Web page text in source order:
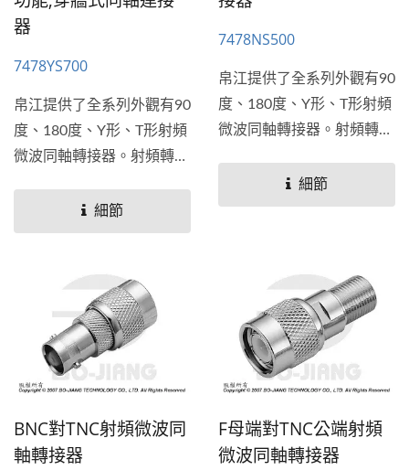
器
7478YS700
帛江提供了全系列外觀有90
度、180度、Y形、T形射頻
微波同軸轉接器。射頻轉接
同或是相同射頻連接器端口
連接的應用。帛江也提供穿
解決方案。
細節
7478NS500
帛江提供了全系列外觀有90
度、180度、Y形、T形射頻
微波同軸轉接器。射頻轉接
同或是相同射頻連接器端口
連接的應用。帛江也提供穿
細節
BNC對TNC射頻微波同
軸轉接器
F母端對TNC公端射頻
微波同軸轉接器